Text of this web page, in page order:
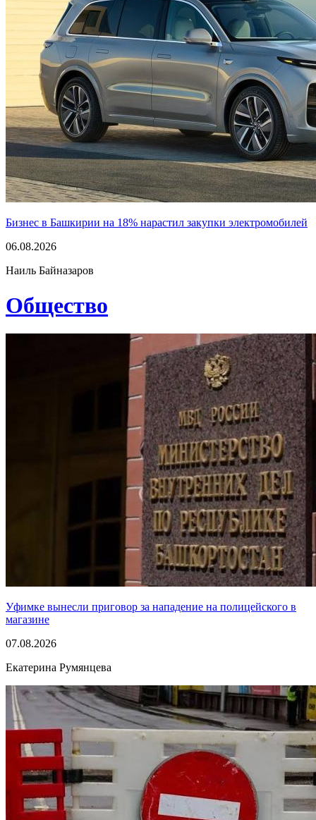
Бизнес в Башкирии на 18% нарастил закупки электромобилей
06.08.2026
Наиль Байназаров
Общество
Уфимке вынесли приговор за нападение на полицейского в
магазине
07.08.2026
Екатерина Румянцева